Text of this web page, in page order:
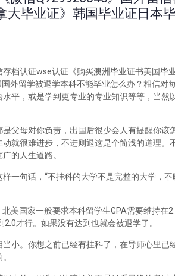
毕业证》韩国毕业证日本
档认证wse认证《购买澳洲毕业证书美国毕
外留学被退学本科不能毕业怎么办？相信对
平，或是学到更专业的专业知识等等，当然
父母对你负责，出国后很少会人有提醒你该
就很难进步，不进则退这是个简浅的道理。
的人生道路。
一句话，“不挂科的大学不是完整的大学，不
美国家一般要求本科留学生GPA需要维持在
才行。如果没有达到也就会被退学了。
小。你想之前已经有挂科了，在导师心里已